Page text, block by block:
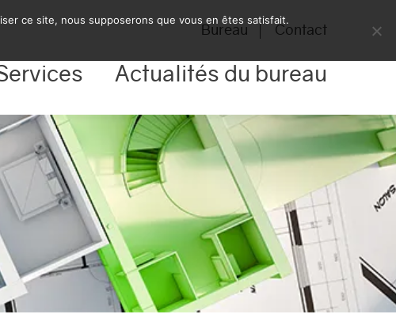
Bureau Contact
Actualités du bureau
ce site, nous supposerons que vous en êtes satisfait.